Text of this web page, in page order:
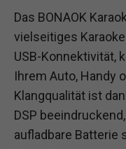
Das BONAOK
vielseitiges
USB-Konnektivität,
Ihrem Auto, Handy
Klangqualität ist
DSP
aufladbare Batterie